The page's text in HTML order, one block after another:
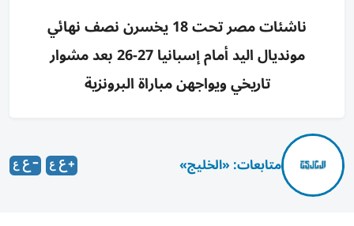
ناشئات مصر تحت 18 يخسرن نصف نهائي
مونديال اليد أمام إسبانيا 27-26 بعد مشوار
تاريخي ويواجهن مباراة البرونزية
متابعات: «الخليج»